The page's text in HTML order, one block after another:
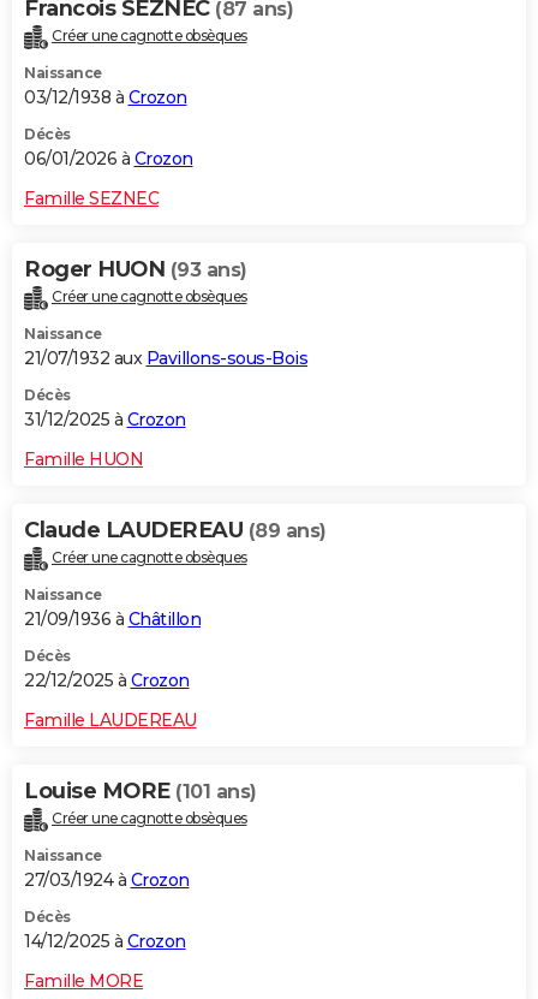
Francois SEZNEC (87 ans)
Créer une cagnotte obsèques
Naissance
03/12/1938 à Crozon
Décès
06/01/2026 à Crozon
Famille SEZNEC
Roger HUON (93 ans)
Créer une cagnotte obsèques
Naissance
21/07/1932 aux Pavillons-sous-Bois
Décès
31/12/2025 à Crozon
Famille HUON
Claude LAUDEREAU (89 ans)
Créer une cagnotte obsèques
Naissance
21/09/1936 à Châtillon
Décès
22/12/2025 à Crozon
Famille LAUDEREAU
Louise MORE (101 ans)
Créer une cagnotte obsèques
Naissance
27/03/1924 à Crozon
Décès
14/12/2025 à Crozon
Famille MORE